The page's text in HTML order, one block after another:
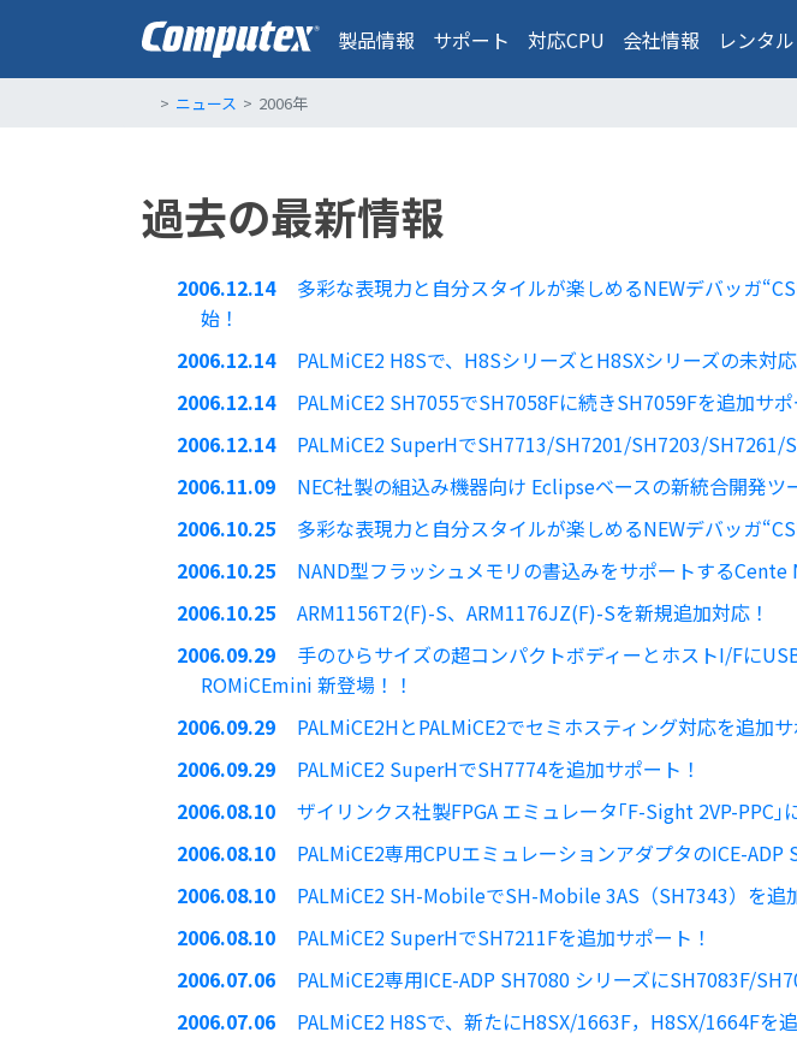
製品情報 サポート 対応CPU 会社情報 レンタル
ニュース 2006年
過去の最新情報
2006.12.14
多彩な表現力と自分スタイルが楽しめるNEWデバッガ
始！
2006.12.14
PALMiCE2 H8Sで、H8SシリーズとH8SXシリーズの未対
2006.12.14
PALMiCE2 SH7055でSH7058Fに続きSH7059Fを追加サポ
2006.12.14
PALMiCE2 SuperHでSH7713/SH7201/SH7203/SH7261/
2006.11.09
NEC社製の組込み機器向け Eclipseベースの新統合開発
2006.10.25
多彩な表現力と自分スタイルが楽しめるNEWデバッガ
2006.10.25
NAND型フラッシュメモリの書込みをサポートするCente
2006.10.25
ARM1156T2(F)-S、ARM1176JZ(F)-Sを新規追加対応！
2006.09.29
手のひらサイズの超コンパクトボディーとホストI/Fに
ROMiCEmini 新登場！！
2006.09.29
PALMiCE2HとPALMiCE2でセミホスティング対応を追加サ
2006.09.29
PALMiCE2 SuperHでSH7774を追加サポート！
2006.08.10
ザイリンクス社製FPGA エミュレータ｢F-Sight 2VP-PPC
2006.08.10
PALMiCE2専用CPUエミュレーションアダプタのICE-
2006.08.10
PALMiCE2 SH-MobileでSH-Mobile 3AS（SH7343）を追
2006.08.10
PALMiCE2 SuperHでSH7211Fを追加サポート！
2006.07.06
PALMiCE2専用ICE-ADP SH7080 シリーズにSH7083F/
2006.07.06
PALMiCE2 H8Sで、新たにH8SX/1663F，H8SX/1664Fを